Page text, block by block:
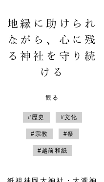
地縁に助けられ
ながら、心に残
る神社を守り続
ける
観る
#歴史 #文化
#宗教 #祭
#越前和紙